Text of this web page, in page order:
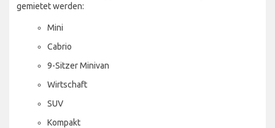
gemietet werden:
Mini
Cabrio
9-Sitzer Minivan
Wirtschaft
SUV
Kompakt